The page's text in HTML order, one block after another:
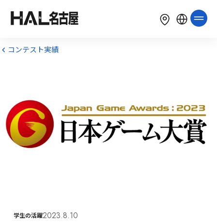
LANGUAGE
English
コンテスト実績
学生の活躍2023.8.10